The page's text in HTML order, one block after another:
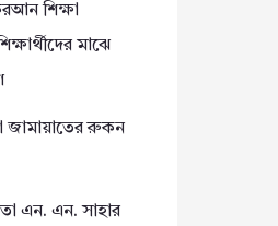
শিক্ষা
মাঝে
জামায়াতের রুকন
এন. এন. সাহার